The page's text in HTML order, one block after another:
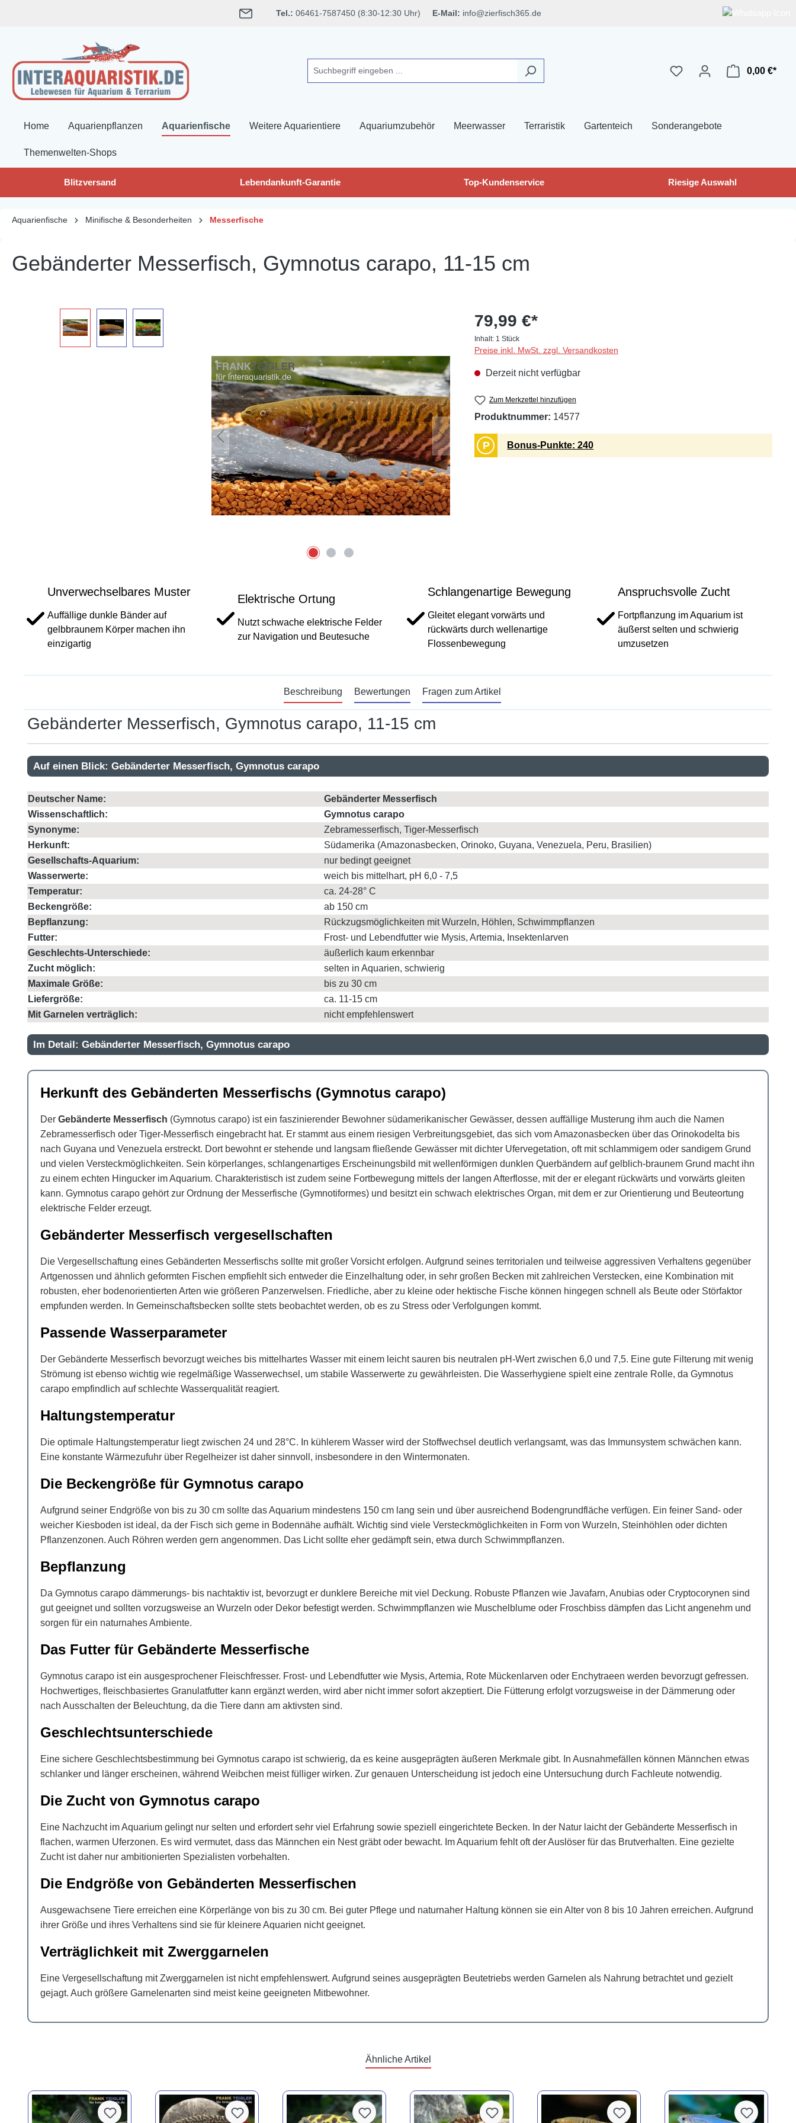
Tel.: 06461-7587450 (8:30-12:30 Uhr) E-Mail: info@zierfisch365.de
0,00 €*
Home Aquarienpflanzen Aquarienfische Weitere Aquarientiere Aquariumzubehör Meerwasser Terraristik Gartenteich Sonderangebote
Themenwelten-Shops
Blitzversand Lebendankunft-Garantie Top-Kundenservice Riesige Auswahl
Aquarienfische Minifische & Besonderheiten Messerfische
Gebänderter Messerfisch, Gymnotus carapo, 11-15 cm
79,99 €*
Inhalt: 1 Stück
Preise inkl. MwSt. zzgl. Versandkosten
Derzeit nicht verfügbar
Zum Merkzettel hinzufügen
Produktnummer: 14577
P Bonus-Punkte: 240
Unverwechselbares Muster
Auffällige dunkle Bänder auf
gelbbraunem Körper machen ihn
einzigartig
Elektrische Ortung
Nutzt schwache elektrische Felder
zur Navigation und Beutesuche
Schlangenartige Bewegung
Gleitet elegant vorwärts und
rückwärts durch wellenartige
Flossenbewegung
Anspruchsvolle Zucht
Fortpflanzung im Aquarium ist
äußerst selten und schwierig
umzusetzen
Beschreibung Bewertungen Fragen zum Artikel
Gebänderter Messerfisch, Gymnotus carapo, 11-15 cm
Auf einen Blick: Gebänderter Messerfisch, Gymnotus carapo
Deutscher Name:
Gebänderter Messerfisch
Wissenschaftlich:
Gymnotus carapo
Synonyme:
Zebramesserfisch, Tiger-Messerfisch
Herkunft:
Südamerika (Amazonasbecken, Orinoko, Guyana, Venezuela, Peru, Brasilien)
Gesellschafts-Aquarium:
nur bedingt geeignet
Wasserwerte:
weich bis mittelhart, pH 6,0 - 7,5
Temperatur:
ca. 24-28° C
Beckengröße:
ab 150 cm
Bepflanzung:
Rückzugsmöglichkeiten mit Wurzeln, Höhlen, Schwimmpflanzen
Futter:
Frost- und Lebendfutter wie Mysis, Artemia, Insektenlarven
Geschlechts-Unterschiede:
äußerlich kaum erkennbar
Zucht möglich:
selten in Aquarien, schwierig
Maximale Größe:
bis zu 30 cm
Liefergröße:
ca. 11-15 cm
Mit Garnelen verträglich:
nicht empfehlenswert
Im Detail: Gebänderter Messerfisch, Gymnotus carapo
Herkunft des Gebänderten Messerfischs (Gymnotus carapo)
Der Gebänderte Messerfisch (Gymnotus carapo) ist ein faszinierender Bewohner südamerikanischer Gewässer, dessen auffällige Musterung ihm auch die Namen
Zebramesserfisch oder Tiger-Messerfisch eingebracht hat. Er stammt aus einem riesigen Verbreitungsgebiet, das sich vom Amazonasbecken über das Orinokodelta bis
nach Guyana und Venezuela erstreckt. Dort bewohnt er stehende und langsam fließende Gewässer mit dichter Ufervegetation, oft mit schlammigem oder sandigem Grund
und vielen Versteckmöglichkeiten. Sein körperlanges, schlangenartiges Erscheinungsbild mit wellenförmigen dunklen Querbändern auf gelblich-braunem Grund macht ihn
zu einem echten Hingucker im Aquarium. Charakteristisch ist zudem seine Fortbewegung mittels der langen Afterflosse, mit der er elegant rückwärts und vorwärts gleiten
kann. Gymnotus carapo gehört zur Ordnung der Messerfische (Gymnotiformes) und besitzt ein schwach elektrisches Organ, mit dem er zur Orientierung und Beuteortung
elektrische Felder erzeugt.
Gebänderter Messerfisch vergesellschaften
Die Vergesellschaftung eines Gebänderten Messerfischs sollte mit großer Vorsicht erfolgen. Aufgrund seines territorialen und teilweise aggressiven Verhaltens gegenüber
Artgenossen und ähnlich geformten Fischen empfiehlt sich entweder die Einzelhaltung oder, in sehr großen Becken mit zahlreichen Verstecken, eine Kombination mit
robusten, eher bodenorientierten Arten wie größeren Panzerwelsen. Friedliche, aber zu kleine oder hektische Fische können hingegen schnell als Beute oder Störfaktor
empfunden werden. In Gemeinschaftsbecken sollte stets beobachtet werden, ob es zu Stress oder Verfolgungen kommt.
Passende Wasserparameter
Der Gebänderte Messerfisch bevorzugt weiches bis mittelhartes Wasser mit einem leicht sauren bis neutralen pH-Wert zwischen 6,0 und 7,5. Eine gute Filterung mit wenig
Strömung ist ebenso wichtig wie regelmäßige Wasserwechsel, um stabile Wasserwerte zu gewährleisten. Die Wasserhygiene spielt eine zentrale Rolle, da Gymnotus
carapo empfindlich auf schlechte Wasserqualität reagiert.
Haltungstemperatur
Die optimale Haltungstemperatur liegt zwischen 24 und 28°C. In kühlerem Wasser wird der Stoffwechsel deutlich verlangsamt, was das Immunsystem schwächen kann.
Eine konstante Wärmezufuhr über Regelheizer ist daher sinnvoll, insbesondere in den Wintermonaten.
Die Beckengröße für Gymnotus carapo
Aufgrund seiner Endgröße von bis zu 30 cm sollte das Aquarium mindestens 150 cm lang sein und über ausreichend Bodengrundfläche verfügen. Ein feiner Sand- oder
weicher Kiesboden ist ideal, da der Fisch sich gerne in Bodennähe aufhält. Wichtig sind viele Versteckmöglichkeiten in Form von Wurzeln, Steinhöhlen oder dichten
Pflanzenzonen. Auch Röhren werden gern angenommen. Das Licht sollte eher gedämpft sein, etwa durch Schwimmpflanzen.
Bepflanzung
Da Gymnotus carapo dämmerungs- bis nachtaktiv ist, bevorzugt er dunklere Bereiche mit viel Deckung. Robuste Pflanzen wie Javafarn, Anubias oder Cryptocorynen sind
gut geeignet und sollten vorzugsweise an Wurzeln oder Dekor befestigt werden. Schwimmpflanzen wie Muschelblume oder Froschbiss dämpfen das Licht angenehm und
sorgen für ein naturnahes Ambiente.
Das Futter für Gebänderte Messerfische
Gymnotus carapo ist ein ausgesprochener Fleischfresser. Frost- und Lebendfutter wie Mysis, Artemia, Rote Mückenlarven oder Enchytraeen werden bevorzugt gefressen.
Hochwertiges, fleischbasiertes Granulatfutter kann ergänzt werden, wird aber nicht immer sofort akzeptiert. Die Fütterung erfolgt vorzugsweise in der Dämmerung oder
nach Ausschalten der Beleuchtung, da die Tiere dann am aktivsten sind.
Geschlechtsunterschiede
Eine sichere Geschlechtsbestimmung bei Gymnotus carapo ist schwierig, da es keine ausgeprägten äußeren Merkmale gibt. In Ausnahmefällen können Männchen etwas
schlanker und länger erscheinen, während Weibchen meist fülliger wirken. Zur genauen Unterscheidung ist jedoch eine Untersuchung durch Fachleute notwendig.
Die Zucht von Gymnotus carapo
Eine Nachzucht im Aquarium gelingt nur selten und erfordert sehr viel Erfahrung sowie speziell eingerichtete Becken. In der Natur laicht der Gebänderte Messerfisch in
flachen, warmen Uferzonen. Es wird vermutet, dass das Männchen ein Nest gräbt oder bewacht. Im Aquarium fehlt oft der Auslöser für das Brutverhalten. Eine gezielte
Zucht ist daher nur ambitionierten Spezialisten vorbehalten.
Die Endgröße von Gebänderten Messerfischen
Ausgewachsene Tiere erreichen eine Körperlänge von bis zu 30 cm. Bei guter Pflege und naturnaher Haltung können sie ein Alter von 8 bis 10 Jahren erreichen. Aufgrund
ihrer Größe und ihres Verhaltens sind sie für kleinere Aquarien nicht geeignet.
Verträglichkeit mit Zwerggarnelen
Eine Vergesellschaftung mit Zwerggarnelen ist nicht empfehlenswert. Aufgrund seines ausgeprägten Beutetriebs werden Garnelen als Nahrung betrachtet und gezielt
gejagt. Auch größere Garnelenarten sind meist keine geeigneten Mitbewohner.
Ähnliche Artikel